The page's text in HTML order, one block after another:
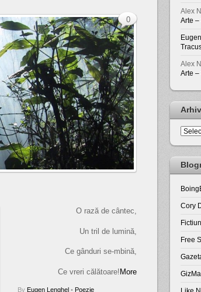
O rază de cântec,
Un tril de lumină,
Ce gânduri se-mbină,
Ce vreri călătoare!More
By Eugen Lenghel • Poezie
0
Alex
Arte –
Alex
Arte –
Arhiva
Cory
Free